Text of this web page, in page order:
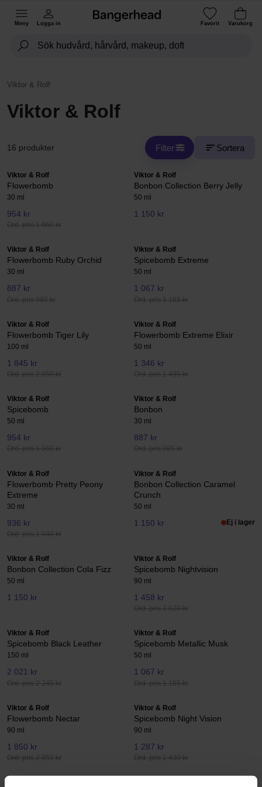
Meny Logga in Favorit Varukorg
Viktor & Rolf
Viktor & Rolf
16 produkter Filter Sortera
Viktor & Rolf
Flowerbomb
30 ml
954 kr
Ord. pris 1 060 kr
Viktor & Rolf
Bonbon Collection Berry Jelly
50 ml
1 150 kr
Viktor & Rolf
Flowerbomb Ruby Orchid
30 ml
887 kr
Ord. pris 985 kr
Viktor & Rolf
Spicebomb Extreme
50 ml
1 067 kr
Ord. pris 1 185 kr
Viktor & Rolf
Flowerbomb Tiger Lily
100 ml
1 845 kr
Ord. pris 2 050 kr
Viktor & Rolf
Flowerbomb Extreme Elixir
50 ml
1 346 kr
Ord. pris 1 495 kr
Viktor & Rolf
Spicebomb
50 ml
954 kr
Ord. pris 1 060 kr
Viktor & Rolf
Bonbon
30 ml
887 kr
Ord. pris 985 kr
Viktor & Rolf
Flowerbomb Pretty Peony
Extreme
30 ml
936 kr
Ord. pris 1 040 kr
Viktor & Rolf
Bonbon Collection Caramel
Crunch
50 ml
1 150 kr Ej i lager
Viktor & Rolf
Bonbon Collection Cola Fizz
50 ml
1 150 kr
Viktor & Rolf
Spicebomb Nightvision
90 ml
1 458 kr
Ord. pris 1 620 kr
Viktor & Rolf
Spicebomb Black Leather
150 ml
2 021 kr
Ord. pris 2 245 kr
Viktor & Rolf
Spicebomb Metallic Musk
50 ml
1 067 kr
Ord. pris 1 185 kr
Viktor & Rolf
Flowerbomb Nectar
90 ml
1 850 kr
Ord. pris 2 055 kr
Viktor & Rolf
Spicebomb Night Vision
90 ml
1 287 kr
Ord. pris 1 430 kr